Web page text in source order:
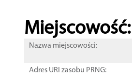
Miejscowość:
Nazwa miejscowości:
Adres URI zasobu PRNG: